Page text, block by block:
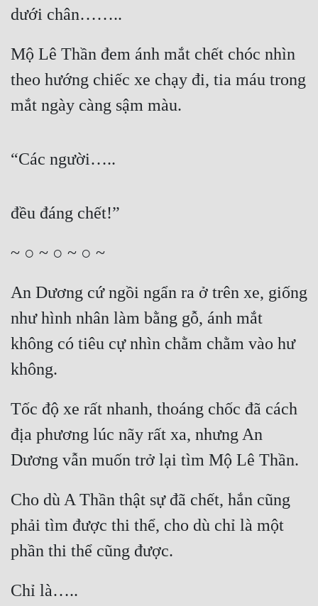
dưới chân……..
Mộ Lê Thần đem ánh mắt chết chóc nhìn
theo hướng chiếc xe chạy đi, tia máu trong
mắt ngày càng sậm màu.
“Các người…..
đều đáng chết!”
~ ○ ~ ○ ~ ○ ~
An Dương cứ ngồi ngẩn ra ở trên xe, giống
như hình nhân làm bằng gỗ, ánh mắt
không có tiêu cự nhìn chằm chằm vào hư
không.
Tốc độ xe rất nhanh, thoáng chốc đã cách
địa phương lúc nãy rất xa, nhưng An
Dương vẫn muốn trở lại tìm Mộ Lê Thần.
Cho dù A Thần thật sự đã chết, hắn cũng
phải tìm được thi thể, cho dù chỉ là một
phần thi thể cũng được.
Chỉ là…..